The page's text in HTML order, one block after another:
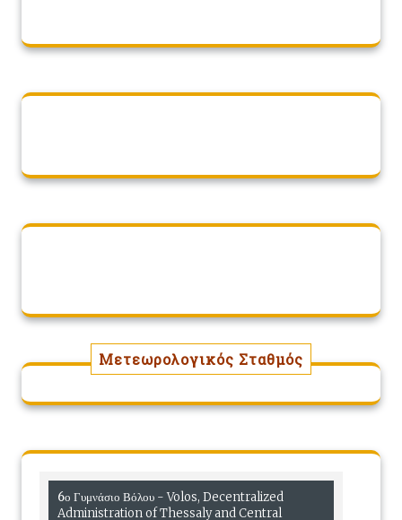
Μετεωρολογικός Σταθμός